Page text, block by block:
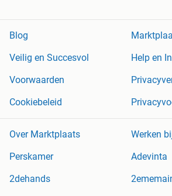
Blog
Veilig en Succesvol
Help en
Voorwaarden
Cookiebeleid
Over Marktplaats
Werken
Perskamer
Adevinta
2dehands